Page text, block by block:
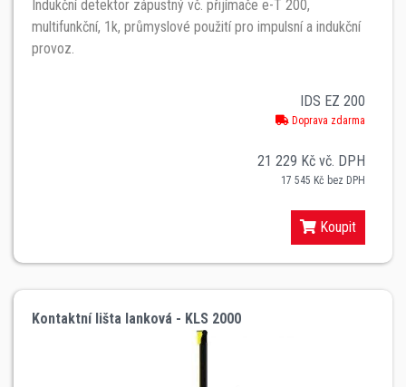
Indukční detektor zápustný vč. přijímače e-T 200,
multifunkční, 1k, průmyslové použití pro impulsní a indukční
provoz.
IDS EZ 200
Doprava zdarma
21 229 Kč vč. DPH
17 545 Kč bez DPH
Koupit
Kontaktní lišta lanková - KLS 2000